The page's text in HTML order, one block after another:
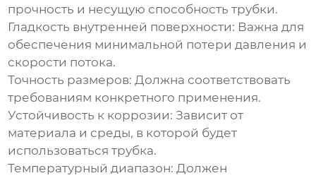
прочность и несущую способность трубки.
Гладкость внутренней поверхности: Важна для
обеспечения минимальной потери давления и
скорости потока.
Точность размеров: Должна соответствовать
требованиям конкретного применения.
Устойчивость к коррозии: Зависит от
материала и среды, в которой будет
использоваться трубка.
Температурный диапазон: Должен